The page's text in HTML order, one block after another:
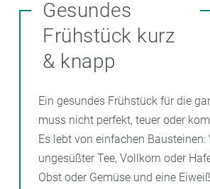
Gesundes
Frühstück kurz
& knapp
Ein gesundes Frühstück für die
muss nicht perfekt, teuer oder
Es lebt von einfachen Bausteinen:
ungesüßter Tee, Vollkorn oder
Obst oder Gemüse und eine